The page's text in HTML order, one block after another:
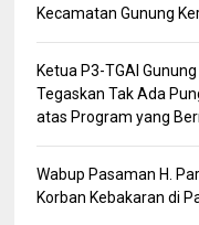
Kecamatan Gunung
Ketua P3-TGAI
Tegaskan Tak Ada
atas Program yang
Wabup Pasaman H.
Korban Kebakaran di